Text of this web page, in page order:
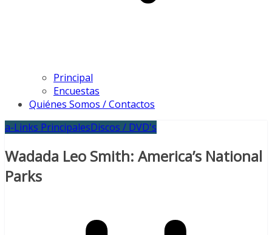
Principal
Encuestas
Quiénes Somos / Contactos
a-Links PrincipalesDiscos / DVD's
Wadada Leo Smith: America’s National
Parks